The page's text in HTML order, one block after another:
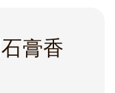
膏香